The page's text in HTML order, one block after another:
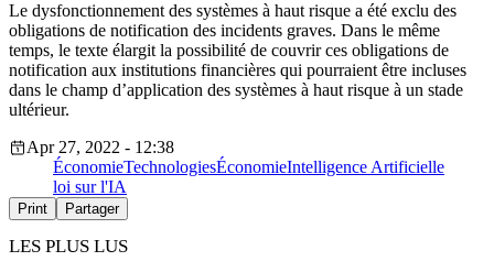
Le dysfonctionnement des systèmes à haut risque a été exclu des
obligations de notification des incidents graves. Dans le même
temps, le texte élargit la possibilité de couvrir ces obligations de
notification aux institutions financières qui pourraient être incluses
dans le champ d’application des systèmes à haut risque à un stade
ultérieur.
Apr 27, 2022 - 12:38
ÉconomieTechnologiesÉconomieIntelligence Artificielle
loi sur l'IA
Print Partager
LES PLUS LUS